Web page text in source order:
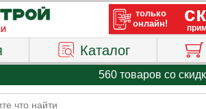
Каталог
560 товаров со